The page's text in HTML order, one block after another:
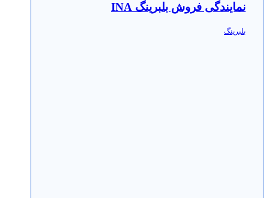
نمایندگی فروش بلبرینگ INA
بلبرینگ